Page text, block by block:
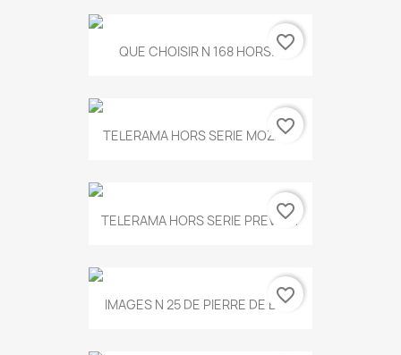
QUE CHOISIR N 168 HORS...favorite_border
TELERAMA HORS SERIE MOZART
favorite_border
TELERAMA HORS SERIE PREVERT
favorite_border
IMAGES N 25 DE PIERRE DE BOIS
favorite_border